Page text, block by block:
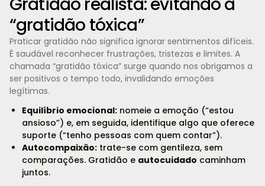
“gratidão tóxica”
Praticar gratidão não significa ignorar sentimentos difíceis.
É saudável reconhecer frustrações, tristezas e limites. A
chamada “gratidão tóxica” surge quando nos obrigamos a
ser positivos o tempo todo, invalidando emoções
legítimas.
Equilíbrio emocional:nomeie a emoção (“estou
ansioso”) e, em seguida, identifique algo que oferece
suporte (“tenho pessoas com quem contar”).
Autocompaixão:trate-se com gentileza, sem
comparações. Gratidão e autocuidado caminham
juntos.